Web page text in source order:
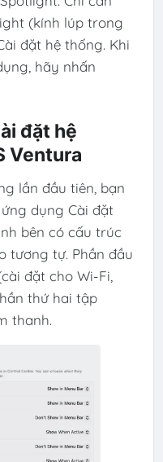
(kính lúp trong
đặt hệ thống. Khi
hãy nhấn
đặt hệ
Ventura
lần đầu tiên, bạn
dụng Cài đặt
bên có cấu trúc
tương tự. Phần đầu
đặt cho Wi-Fi,
thứ hai tập
thanh.